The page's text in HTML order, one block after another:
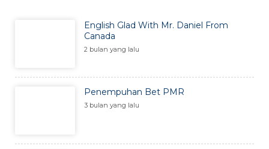
English Glad With Mr. Daniel From
Canada
2 bulan yang lalu
Penempuhan Bet PMR
3 bulan yang lalu